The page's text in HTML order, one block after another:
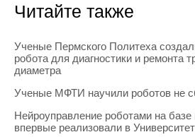
Читайте также
Ученые Пермского Политеха
робота для диагностики и ремонта
диаметра
Ученые МФТИ научили роботов не
Нейроуправление роботами на
впервые реализовали в